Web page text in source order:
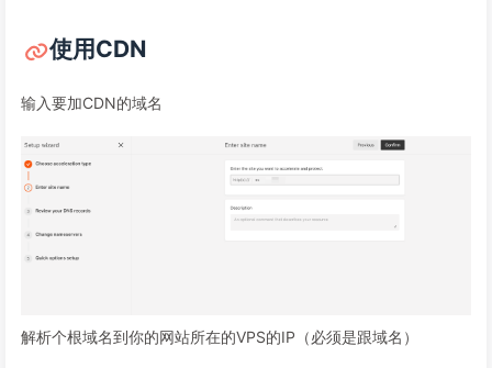
使用CDN
输入要加CDN的域名
解析个根域名到你的网站所在的VPS的IP（必须是跟域名）